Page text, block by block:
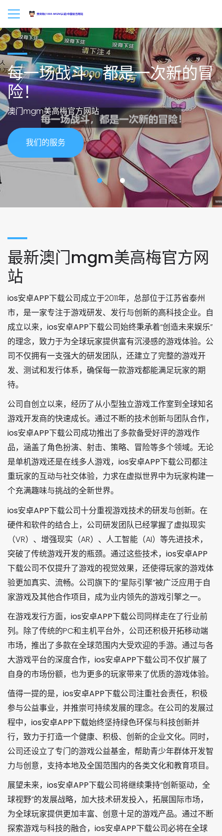
每一场战斗，都是一次新的冒
险！
澳门mgm美高梅官方网站
我们的服务
最新澳门mgm美高梅官方网
站
ios安卓APP下载公司成立于2011年，总部位于江苏省泰州
市，是一家专注于游戏研发、发行与创新的高科技企业。自
成立以来， ios安卓APP下载公司始终秉承着“创造未来娱乐”
的理念，致力于为全球玩家提供富有沉浸感的游戏体验。公
司不仅拥有一支强大的研发团队，还建立了完整的游戏开
发、测试和发行体系，确保每一款游戏都能满足玩家的期
待。
公司自创立以来，经历了从小型独立游戏工作室到全球知名
游戏开发商的快速成长。通过不断的技术创新与团队合作，
ios安卓APP下载公司成功推出了多款备受好评的游戏作
品，涵盖了角色扮演、射击、策略、冒险等多个领域。无论
是单机游戏还是在线多人游戏， ios安卓APP下载公司都注
重玩家的互动与社交体验，力求在虚拟世界中为玩家构建一
个充满趣味与挑战的全新世界。
ios安卓APP下载公司十分重视游戏技术的研发与创新。在
硬件和软件的结合上，公司研发团队已经掌握了虚拟现实
（VR）、增强现实（AR）、人工智能（AI）等先进技术，
突破了传统游戏开发的瓶颈。通过这些技术， ios安卓APP
下载公司不仅提升了游戏的视觉效果，还使得玩家的游戏体
验更加真实、流畅。公司旗下的“星际引擎”被广泛应用于自
家游戏及其他合作项目，成为业内领先的游戏引擎之一。
在游戏发行方面， ios安卓APP下载公司同样走在了行业前
列。除了传统的PC和主机平台外，公司还积极开拓移动端
市场，推出了多款在全球范围内大受欢迎的手游。通过与各
大游戏平台的深度合作， ios安卓APP下载公司不仅扩展了
自身的市场份额，也为更多的玩家带来了优质的游戏体验。
值得一提的是， ios安卓APP下载公司注重社会责任，积极
参与公益事业，并推崇可持续发展的理念。在公司的发展过
程中， ios安卓APP下载始终坚持绿色环保与科技创新并
行，致力于打造一个健康、积极、创新的企业文化。同时，
公司还设立了专门的游戏公益基金，帮助青少年群体开发智
力与创意，支持本地及全国范围内的各类文化和教育项目。
展望未来， ios安卓APP下载公司将继续秉持“创新驱动，全
球视野”的发展战略，加大技术研发投入，拓展国际市场，
为全球玩家提供更加丰富、创意十足的游戏产品。通过不断
探索游戏与科技的融合， ios安卓APP下载公司必将在全球